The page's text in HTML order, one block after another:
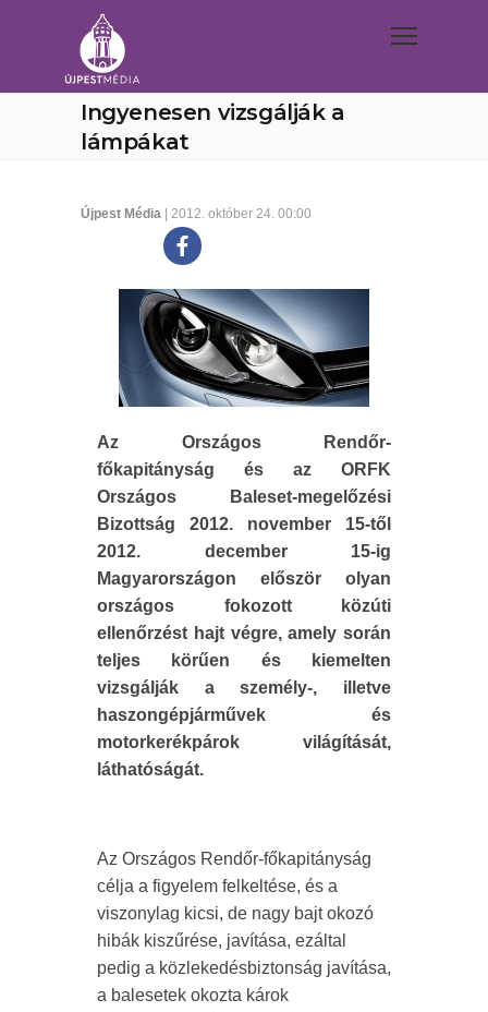
Ingyenesen vizsgálják a
lámpákat
Újpest Média | 2012. október 24. 00:00
Az Országos Rendőr-
főkapitányság és az ORFK
Országos Baleset-megelőzési
Bizottság 2012. november 15-től
2012. december 15-ig
Magyarországon először olyan
országos fokozott közúti
ellenőrzést hajt végre, amely során
teljes körűen és kiemelten
vizsgálják a személy-, illetve
haszongépjárművek és
motorkerékpárok világítását,
láthatóságát.
Az Országos Rendőr-főkapitányság
célja a figyelem felkeltése, és a
viszonylag kicsi, de nagy bajt okozó
hibák kiszűrése, javítása, ezáltal
pedig a közlekedésbiztonság javítása,
a balesetek okozta károk